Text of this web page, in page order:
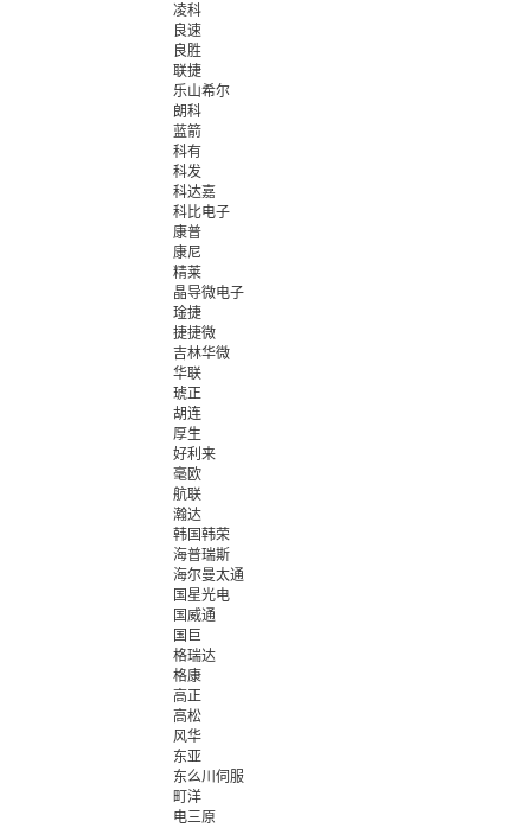
凌科
良速
良胜
联捷
乐山希尔
朗科
蓝箭
科有
科发
科达嘉
科比电子
康普
康尼
精莱
晶导微电子
琻捷
捷捷微
吉林华微
华联
琥正
胡连
厚生
好利来
毫欧
航联
瀚达
韩国韩荣
海普瑞斯
海尔曼太通
国星光电
国威通
国巨
格瑞达
格康
高正
高松
风华
东亚
东么川伺服
町洋
电三原